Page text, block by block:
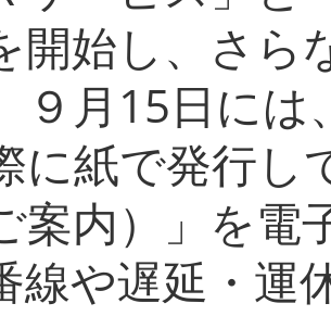
開始し、さら
９月15日に
に紙で発行し
案内）」を電
線や遅延・運